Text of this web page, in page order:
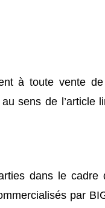
à toute vente
sens de l’article
dans le
par